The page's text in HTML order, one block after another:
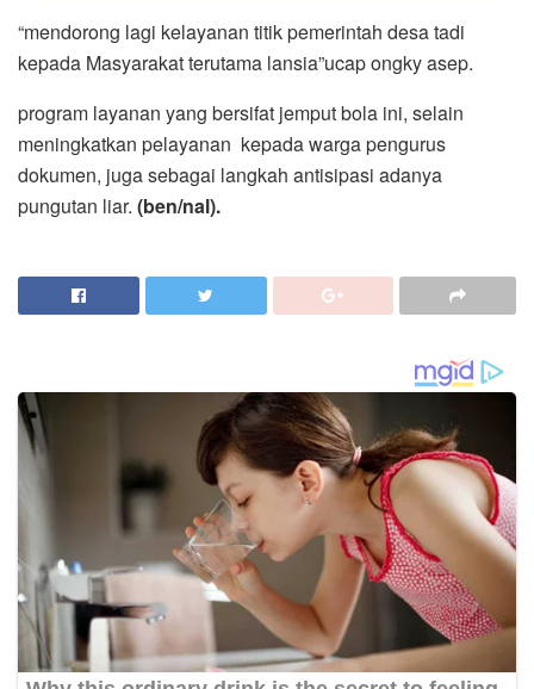
“mendorong lagi kelayanan titik pemerintah desa tadi
kepada Masyarakat terutama lansia”ucap ongky asep.
program layanan yang bersifat jemput bola ini, selain
meningkatkan pelayanan kepada warga pengurus
dokumen, juga sebagai langkah antisipasi adanya
pungutan liar. (ben/nal).